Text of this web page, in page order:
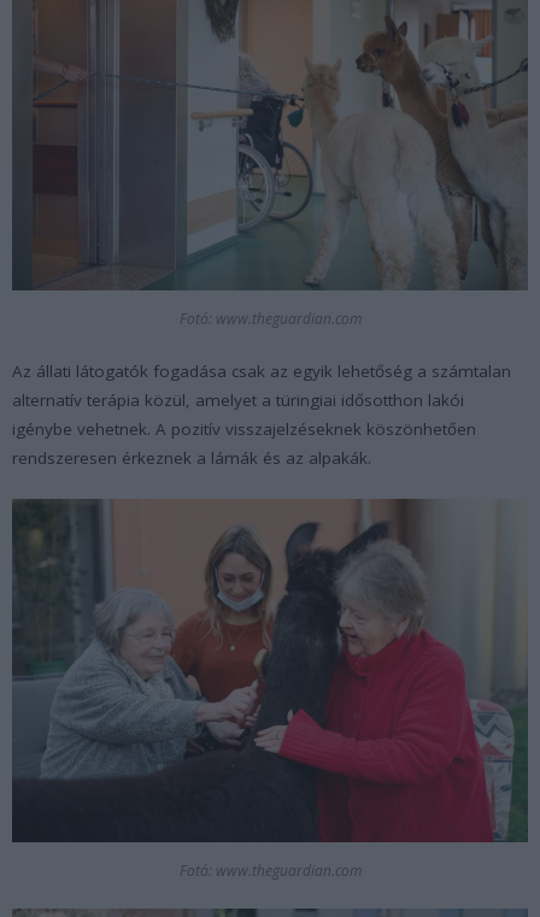
Fotó: www.theguardian.com
Az állati látogatók fogadása csak az egyik lehetőség a számtalan
alternatív terápia közül, amelyet a türingiai idősotthon lakói
igénybe vehetnek. A pozitív visszajelzéseknek köszönhetően
rendszeresen érkeznek a lámák és az alpakák.
Fotó: www.theguardian.com